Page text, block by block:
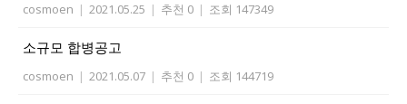
cosmoen | 2021.05.25 | 추천 0 | 조회 147349
소규모 합병공고
cosmoen | 2021.05.07 | 추천 0 | 조회 144719